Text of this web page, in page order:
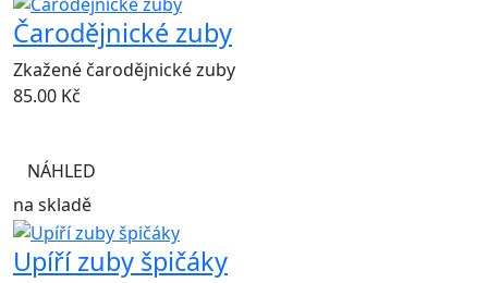
Čarodějnické zuby
Zkažené čarodějnické zuby
85.00 Kč
NÁHLED
na skladě
Upíří zuby špičáky